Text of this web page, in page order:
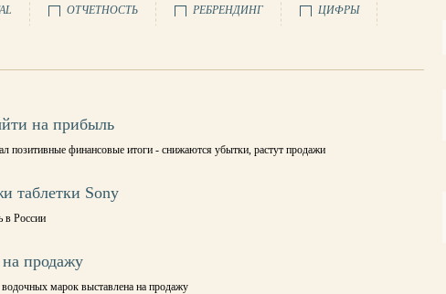
ОТЧЕТНОСТЬ РЕБРЕНДИНГ ЦИФРЫ
на прибыль
позитивные финансовые итоги - снижаются убытки, растут продажи
таблетки Sony
в России
на продажу
марок выставлена на продажу